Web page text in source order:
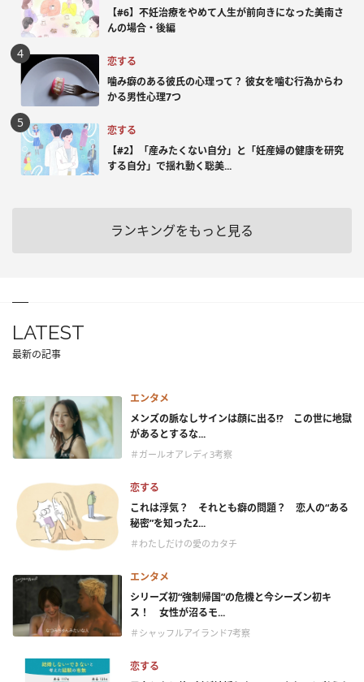
【#6】不妊治療をやめて人生が前向きになった美南さ
んの場合・後編
恋する
噛み癖のある彼氏の心理って？ 彼女を噛む行為からわ
かる男性心理7つ
恋する
【#2】「産みたくない自分」と「妊産婦の健康を研究
する自分」で揺れ動く聡美...
ランキングをもっと見る
LATEST
最新の記事
エンタメ
メンズの脈なしサインは顔に出る!? この世に地獄
があるとするな...
＃ガールオアレディ3考察
恋する
これは浮気？ それとも癖の問題？ 恋人の“ある
秘密”を知った2...
＃わたしだけの愛のカタチ
エンタメ
シリーズ初“強制帰国”の危機と今シーズン初キ
ス！ 女性が沼るモ...
＃シャッフルアイランド7考察
恋する